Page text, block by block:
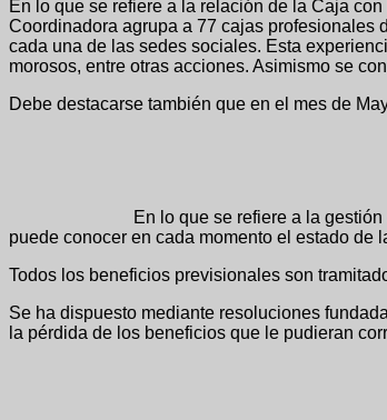
En lo que se refiere a la relación de la Caja
Coordinadora agrupa a 77 cajas profesionales
cada una de las sedes sociales. Esta
morosos, entre otras acciones. Asimismo se
Debe destacarse también que en el mes de
En lo que se refiere a la gestión operativa
puede conocer en cada momento el estado
Todos los beneficios previsionales son
Se ha dispuesto mediante resoluciones
la pérdida de los beneficios que le pudieran